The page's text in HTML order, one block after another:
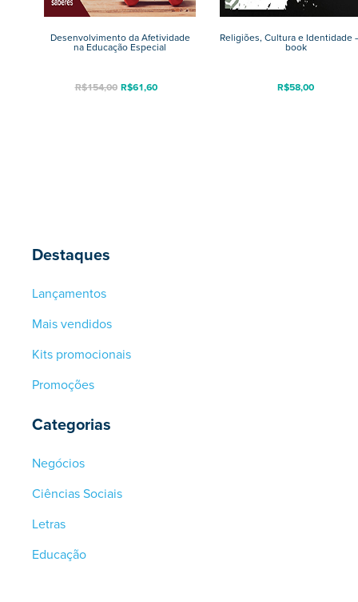
Destaques
Lançamentos
Mais vendidos
Kits promocionais
Promoções
Categorias
Negócios
Ciências Sociais
Letras
Educação
Desenvolvimento da Afetividade
na Educação Especial
R$154,00 R$61,60
Religiões, Cultura e Identidade
book
R$58,00